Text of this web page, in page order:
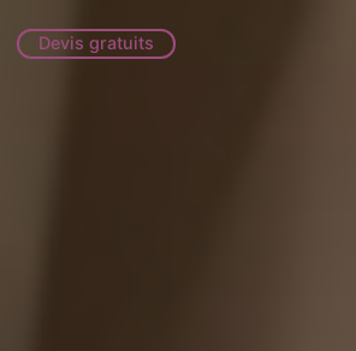
Devis gratuits